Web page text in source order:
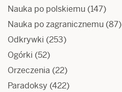
Nauka po polskiemu (147)
Nauka po zagranicznemu (87)
Odkrywki (253)
Ogórki (52)
Orzeczenia (22)
Paradoksy (422)